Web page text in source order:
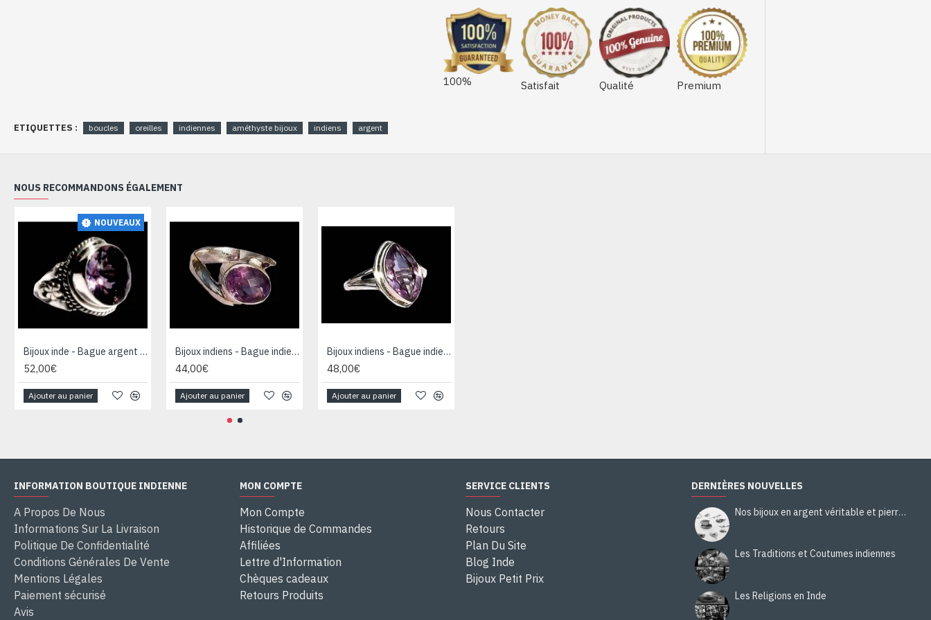
100% Satisfait Qualité Premium
ETIQUETTES : boucles oreilles indiennes améthyste bijoux indiens argent
NOUS RECOMMANDONS ÉGALEMENT
NOUVEAUX
Bijoux inde - Bague argent Améthyste
52,00€
Ajouter au panier
Bijoux indiens - Bague indienne Améthyste
44,00€
Ajouter au panier
Bijoux indiens - Bague indienne Améthyste
48,00€
Ajouter au panier
INFORMATION BOUTIQUE INDIENNE
A Propos De Nous
Informations Sur La Livraison
Politique De Confidentialité
Conditions Générales De Vente
Mentions Légales
Paiement sécurisé
Avis
MON COMPTE
Mon Compte
Historique de Commandes
Affiliées
Lettre d'Information
Chèques cadeaux
Retours Produits
SERVICE CLIENTS
Nous Contacter
Retours
Plan Du Site
Blog Inde
Bijoux Petit Prix
DERNIÈRES NOUVELLES
Nos bijoux en argent véritable et pierres naturelles
Les Traditions et Coutumes indiennes
Les Religions en Inde